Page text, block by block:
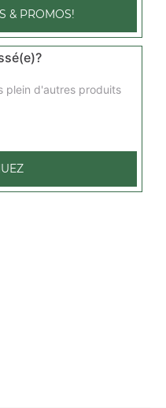
champignons, artichaut,
fruits de mer, persillade
& PROMOS!
plein d'autres produits